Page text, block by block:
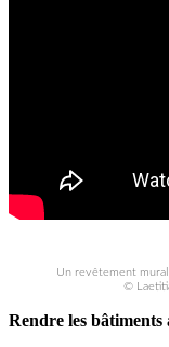
Un revêtement
©
Rendre les bâtiments